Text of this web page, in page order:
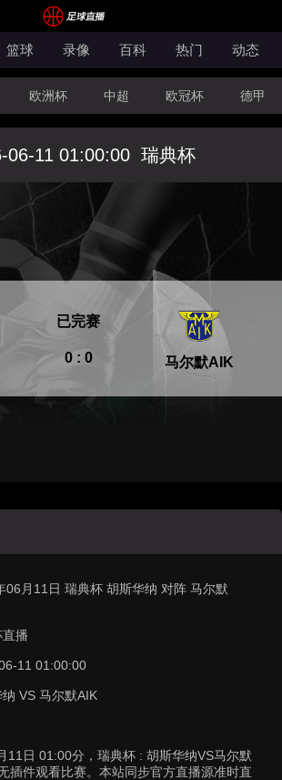
篮球 录像 百科 热门 动态
欧洲杯 中超 欧冠杯 德甲
杯
06-11 01:00:00 瑞典杯
0 : 0
已完赛
马尔默AIK
06月11日 瑞典杯 胡斯华纳 对阵 马尔默
播
11 01:00:00
VS 马尔默AIK
11日 01:00分，瑞典杯 : 胡斯华纳VS马尔默
插件观看比赛。本站同步官方直播源准时直